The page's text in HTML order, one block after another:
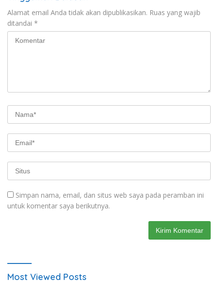
Alamat email Anda tidak akan dipublikasikan. Ruas yang wajib
ditandai *
Simpan nama, email, dan situs web saya pada peramban ini
untuk komentar saya berikutnya.
Most Viewed Posts